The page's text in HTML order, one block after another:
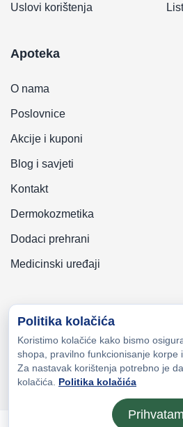
Uslovi korištenja
Apoteka
O nama
Poslovnice
Akcije i kuponi
Blog i savjeti
Kontakt
Dermokozmetika
Dodaci prehrani
Medicinski uređaji
Copyright © 2026 Zeni-Lijek
Politika kolačića
Koristimo kolačiće kako bismo
shopa, pravilno funkcionisanje korpe
Za nastavak korištenja potrebno je
kolačića. Politika kolačića
Prihvatam